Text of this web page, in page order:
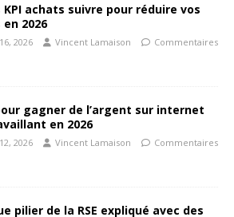
KPI achats suivre pour réduire vos
2026
2026 Vincent Lamaison
Commentaires
gagner de l’argent sur internet
en 2026
2026 Vincent Lamaison
Commentaires
pilier de la RSE expliqué avec des